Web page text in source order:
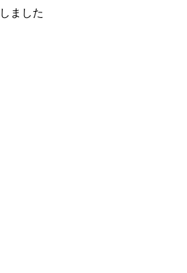
ました